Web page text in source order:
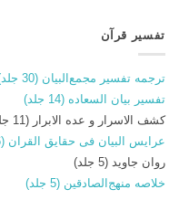
تفسیر قرآن
ترجمه تفسیر مجمع‌البیان (30 جلد)
تفسیر بیان السعاده (14 جلد)
کشف الاسرار و عده الابرار (11 جلد)
عرایس البیان فی حقایق القران (6 جلد)
روان جاوید (5 جلد)
خلاصه منهج‌الصادقین (5 جلد)